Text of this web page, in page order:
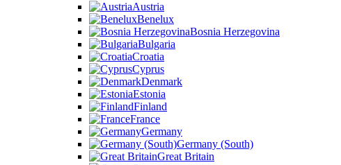
Austria
Benelux
Bosnia Herzegovina
Bulgaria
Croatia
Cyprus
Denmark
Estonia
Finland
France
Germany
Germany (South)
Great Britain